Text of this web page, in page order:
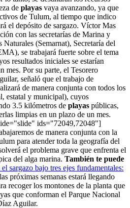
de playas vaya avanzando, ya que
de Tulum, al tiempo que indico
el depósito de sargazo. Víctor Mas
con las secretarías de Marina y
(Semarnat), Secretaría del
se trabajará fuerte sobre el tema
resultados iniciales se estarían
mes. Por su parte, el Tesorero
señaló que el trabajo de
de manera conjunta con todos los
estatal y municipal), cuyos
3.5 kilómetros de playas públicas,
limpias en un plazo de un mes.
ids="72049,72048"]
de manera conjunta con la
para atender toda la geografía del
el problema grave que enfrenta el
del alga marina. También te puede
sargazo bajo tres ejes fundamentales:
próximas semanas estará llegando
recoger los montones de la planta que
que conforman el Parque Nacional
Aguilar.